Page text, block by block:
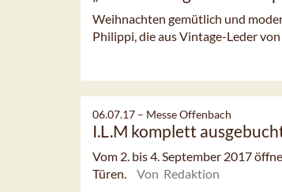
Weihnachten gemütlich und
Philippi, die aus Vintage-Leder
06.07.17 – Messe Offenbach
I.L.M komplett
Vom 2. bis 4. September 2017
Türen.
Von Redaktion